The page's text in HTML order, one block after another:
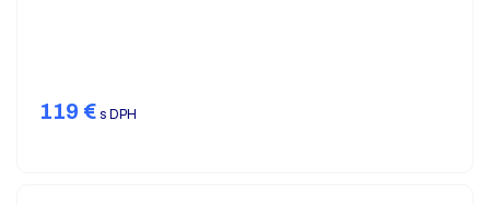
119 € s DPH